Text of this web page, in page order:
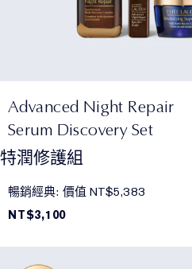
Advanced Night Repair
Serum Discovery Set
特潤修護組
暢銷經典: 價值 NT$5,383
NT$3,100